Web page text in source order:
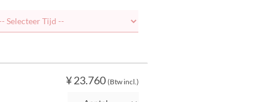
¥ 23.760 (Btw incl.)